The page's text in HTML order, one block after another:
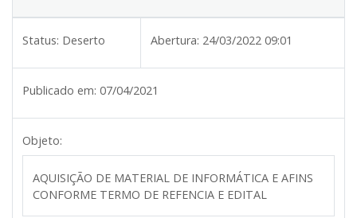
Status: Deserto Abertura: 24/03/2022 09:01
Publicado em: 07/04/2021
Objeto:
AQUISIÇÃO DE MATERIAL DE INFORMÁTICA E AFINS
CONFORME TERMO DE REFENCIA E EDITAL